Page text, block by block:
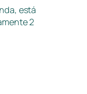
está
2